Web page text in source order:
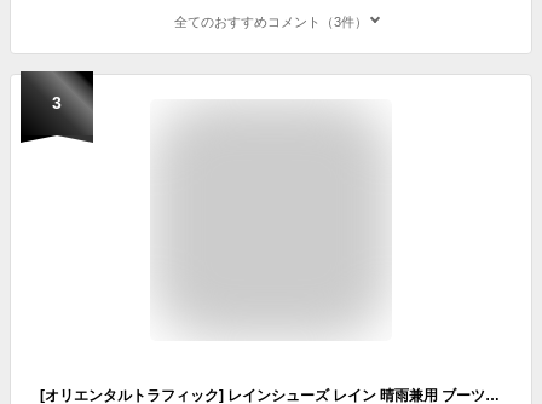
全てのおすすめコメント（3件）
3
[オリエンタルトラフィック] レインシューズ レイン 晴雨兼用 ブーツ 滑りにくい レディース 大きいサイズ 小さいサイズ 歩きやすい サイドゴア ファスナー ブラック 22.0~22.5 cm